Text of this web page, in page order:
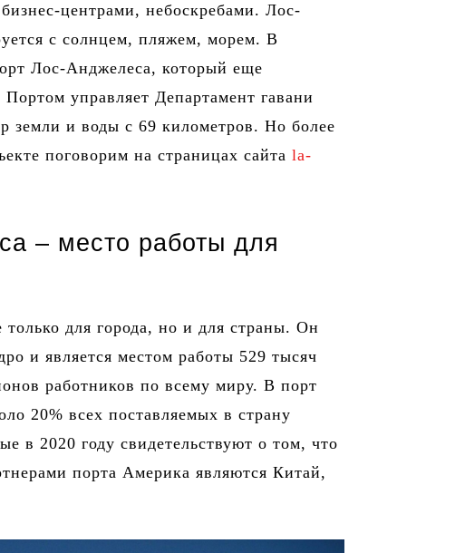
центрами, небоскребами. Лос-
с солнцем, пляжем, морем. В
Лос-Анджелеса, который еще
управляет Департамент гавани
земли и воды с 69 километров. Но более
поговорим на страницах сайтаla-
– место работы для
для города, но и для страны. Он
и является местом работы 529 тысяч
работников по всему миру. В порт
20% всех поставляемых в страну
в 2020 году свидетельствуют о том, что
порта Америка являются Китай,